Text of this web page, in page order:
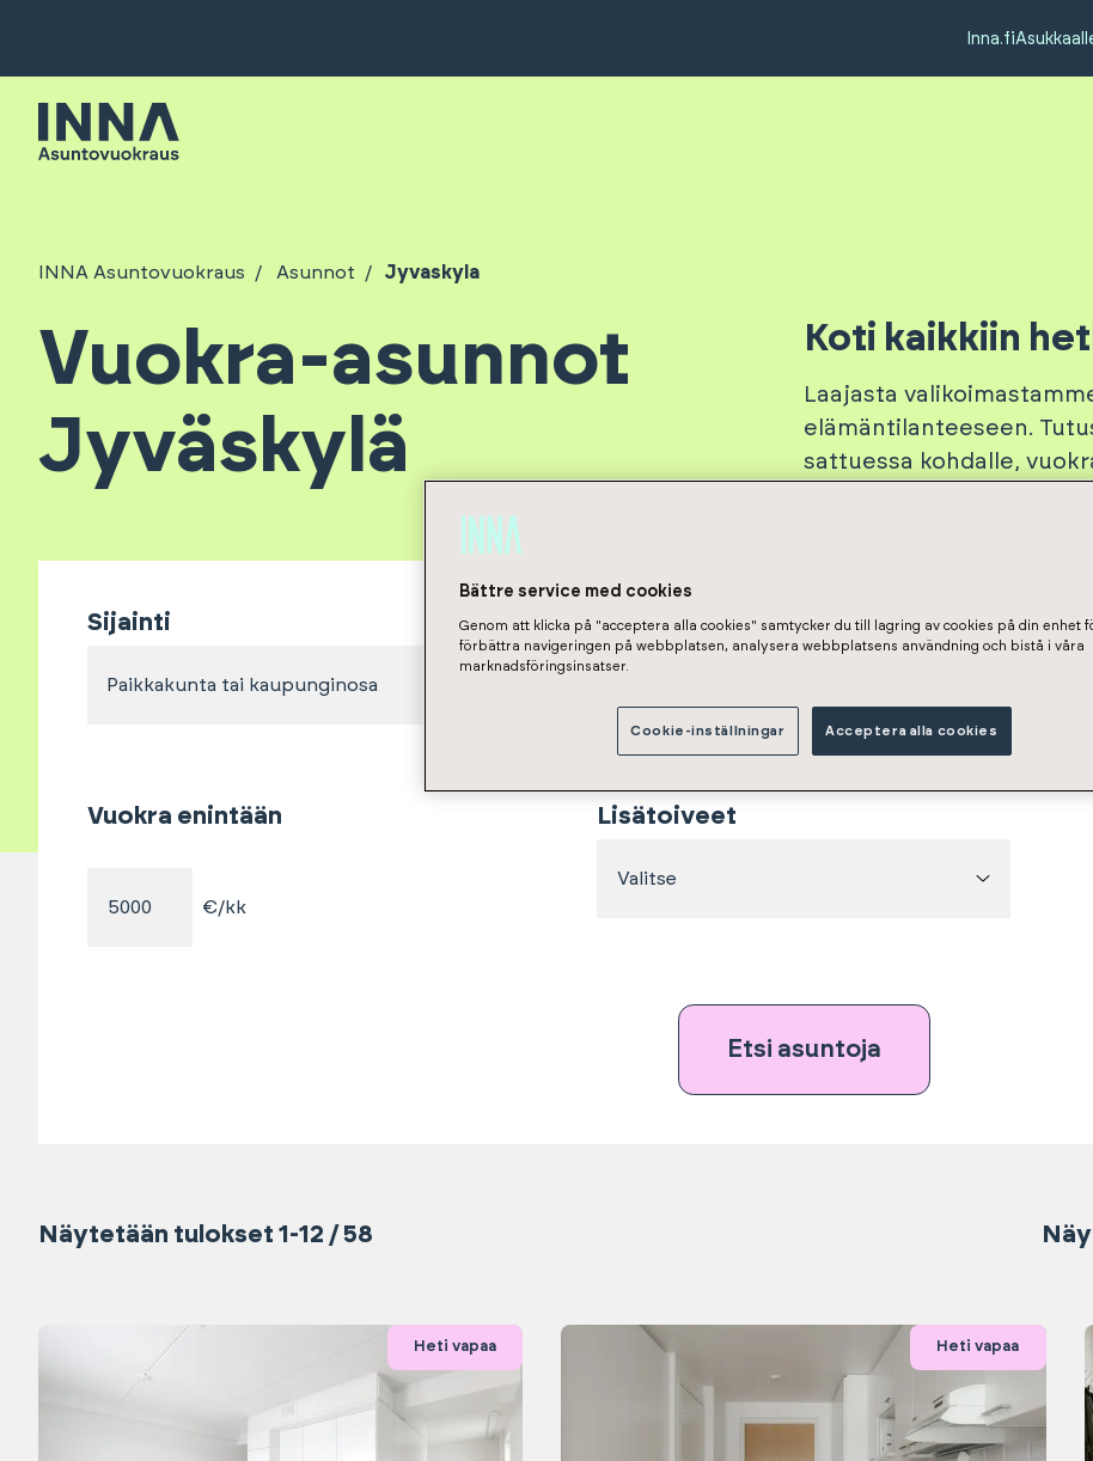
Inna.fi
INNA Asuntovuokraus Asunnot Jyvaskyla
Vuokra-asunnot
Jyväskylä
Koti kaikkiin
Laajasta
elämäntilanteeseen.
sattuessa kohdalle,
Sijainti
Paikkakunta tai kaupunginosa
Pinta-ala
Vuokra enintään
€/kk
Lisätoiveet
Valitse
Etsi asuntoja
Näytetään tulokset 1-12 / 58
Heti vapaa Heti vapaa
Bättre service med cookies
Genom att klicka på "acceptera alla cookies" samtycker du till lagring av cookies på din enhet
förbättra navigeringen på webbplatsen, analysera webbplatsens användning och bistå i våra
marknadsföringsinsatser.
Cookie-inställningar Acceptera alla cookies